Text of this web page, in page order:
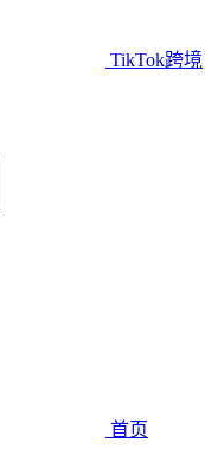
TikTok跨境
首页